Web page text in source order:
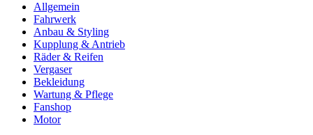
Allgemein
Fahrwerk
Anbau & Styling
Kupplung & Antrieb
Räder & Reifen
Vergaser
Bekleidung
Wartung & Pflege
Fanshop
Motor